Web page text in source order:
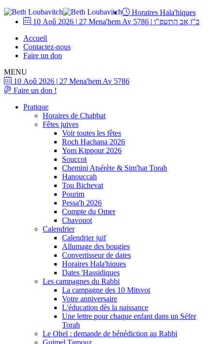
Horaires Hala'hiques
10 Aoû 2026 | 27 Mena'hem Av 5786 | כ"ז אב התשפ"ו
Accueil
Contactez-nous
Faire un don
MENU
10 Aoû 2026 | 27 Mena'hem Av 5786
Faire un don !
Pratique
Horaires de Chabbat
Fêtes juives
Voir toutes les fêtes
Roch Hachana 2026
Yom Kippour 2026
Souccot
Chemini Atsérète & Sim'hat Torah
Hanouccah
Tou Bichevat
Pourim
Pessa'h 2026
Compte du Omer
Chavouot
Calendrier
Calendrier juif
Allumage des bougies
Convertisseur de dates
Horaires Hala'hiques
Dates 'Hassidiques
Les campagnes du Rabbi
La campagne des 10 Mitsvot
Votre anniversaire
L'éducation dès la naissance
Une lettre pour chaque enfant dans un Séfer
Torah
Le Ohel : demande de bénédiction au Rabbi
Guimel Tamouz